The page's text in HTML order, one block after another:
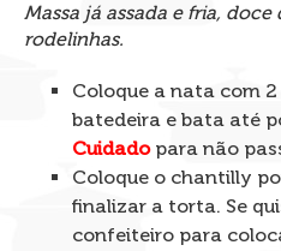
Massa já assada e fria,
rodelinhas.
Coloque a nata com
batedeira e bata até
Cuidado para não
Coloque o chantilly
finalizar a torta. Se
confeiteiro para